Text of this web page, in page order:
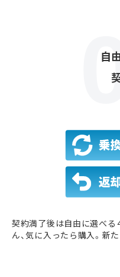
自
契約満了後は自由に選べる
ん、気に入ったら購入。新